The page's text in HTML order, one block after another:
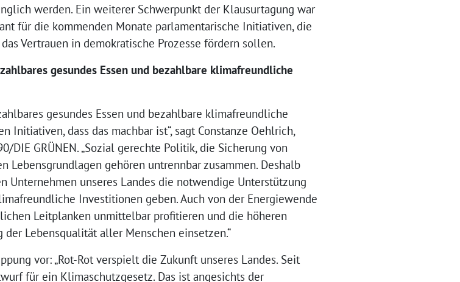
werden. Ein weiterer Schwerpunkt der Klausurtagung war
für die kommenden Monate parlamentarische Initiativen, die
Vertrauen in demokratische Prozesse fördern sollen.
gesundes Essen und bezahlbare klimafreundliche
gesundes Essen und bezahlbare klimafreundliche
dass das machbar ist“, sagt Constanze Oehlrich,
DIE GRÜNEN. „Sozial gerechte Politik, die Sicherung von
Lebensgrundlagen gehören untrennbar zusammen. Deshalb
Unternehmen unseres Landes die notwendige Unterstützung
Investitionen geben. Auch von der Energiewende
Leitplanken unmittelbar profitieren und die höheren
Lebensqualität aller Menschen einsetzen.“
vor: „Rot-Rot verspielt die Zukunft unseres Landes. Seit
für ein Klimaschutzgesetz. Das ist angesichts der